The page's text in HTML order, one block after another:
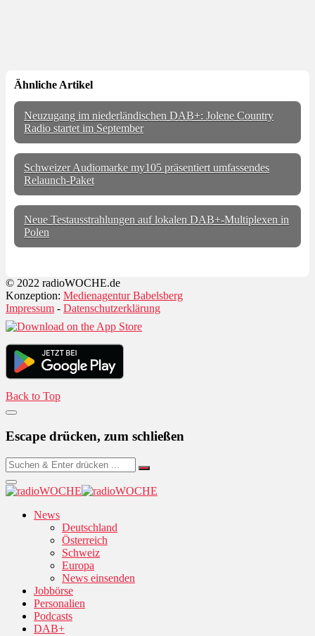
Ähnliche Artikel
Neuzugang im niederländischen DAB+: Jolene Country
Radio startet im September
Schweizer Audiomarke my105 präsentiert umfassendes
Relaunch-Paket
Neue Testausstrahlungen auf lokalen DAB+-Multiplexen in
Polen
© 2022 radioWOCHE.de
Konzeption: Medienagentur Babelsberg
Impressum - Datenschutzerklärung
Back to Top
Escape drücken, zum schließen
News
Deutschland
Österreich
Schweiz
Europa
News einsenden
Jobbörse
Personalien
Podcasts
DAB+